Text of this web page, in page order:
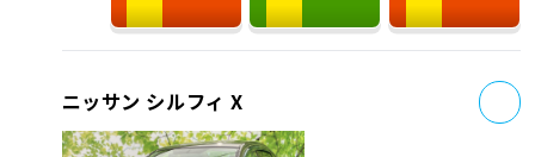
ニッサン シルフィ X